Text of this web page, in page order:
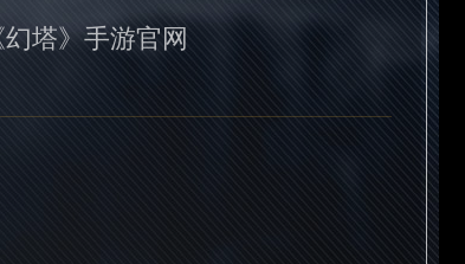
幻塔》手游官网